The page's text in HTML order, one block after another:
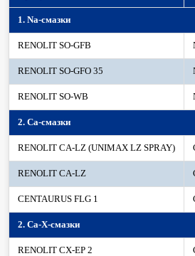
1. Na-смазки
RENOLIT SO-GFB
RENOLIT SO-GFO 35
RENOLIT SO-WB
2. Сa-смазки
RENOLIT CA-LZ (UNIMAX LZ SPRAY)
RENOLIT CA-LZ
CENTAURUS FLG 1
2. Ca-X-смазки
RENOLIT CX-EP 2